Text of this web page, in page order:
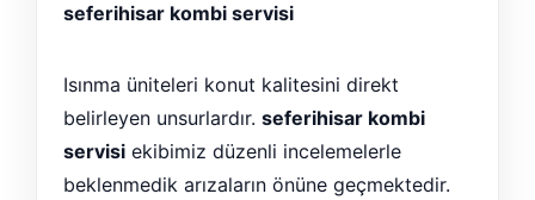
seferihisar kombi servisi
Isınma üniteleri konut kalitesini direkt
belirleyen unsurlardır. seferihisar kombi
servisi ekibimiz düzenli incelemelerle
beklenmedik arızaların önüne geçmektedir.